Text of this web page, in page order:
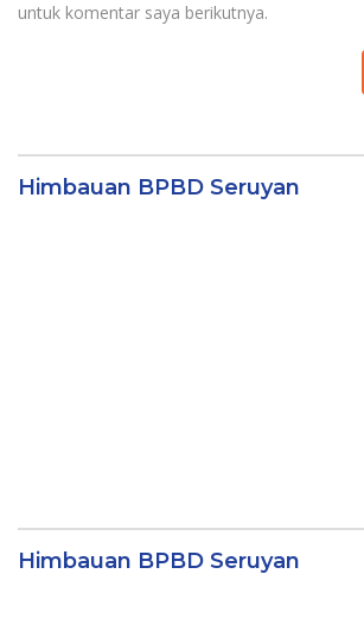
untuk komentar saya berikutnya.
Himbauan BPBD Seruyan
Himbauan BPBD Seruyan